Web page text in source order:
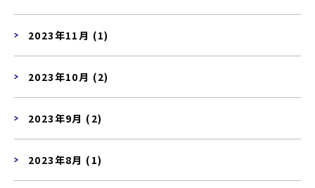
2023年11月 (1)
2023年10月 (2)
2023年9月 (2)
2023年8月 (1)